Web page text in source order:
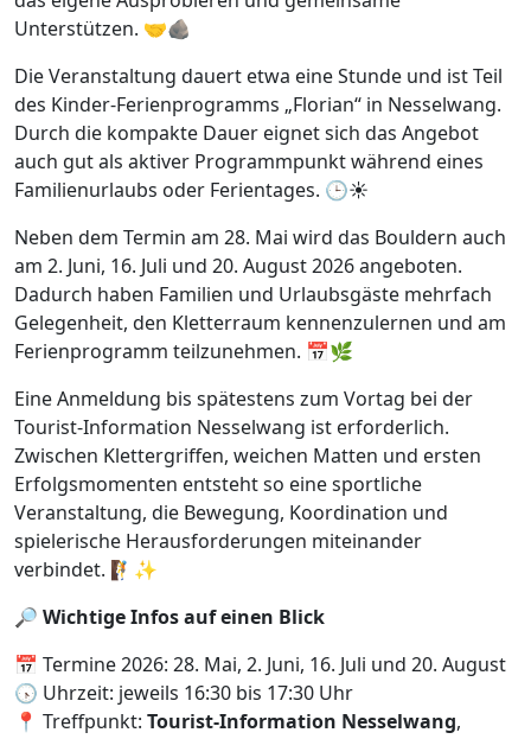
Unterstützen. 🤝🪨
Die Veranstaltung dauert etwa eine Stunde und ist Teil
des Kinder-Ferienprogramms „Florian“ in Nesselwang.
Durch die kompakte Dauer eignet sich das Angebot
auch gut als aktiver Programmpunkt während eines
Familienurlaubs oder Ferientages. 🕒☀️
Neben dem Termin am 28. Mai wird das Bouldern auch
am 2. Juni, 16. Juli und 20. August 2026 angeboten.
Dadurch haben Familien und Urlaubsgäste mehrfach
Gelegenheit, den Kletterraum kennenzulernen und am
Ferienprogramm teilzunehmen. 📅🌿
Eine Anmeldung bis spätestens zum Vortag bei der
Tourist-Information Nesselwang ist erforderlich.
Zwischen Klettergriffen, weichen Matten und ersten
Erfolgsmomenten entsteht so eine sportliche
Veranstaltung, die Bewegung, Koordination und
spielerische Herausforderungen miteinander
verbindet. 🧗✨
🔎 Wichtige Infos auf einen Blick
📅 Termine 2026: 28. Mai, 2. Juni, 16. Juli und 20. August
🕟 Uhrzeit: jeweils 16:30 bis 17:30 Uhr
📍 Treffpunkt: Tourist-Information Nesselwang,